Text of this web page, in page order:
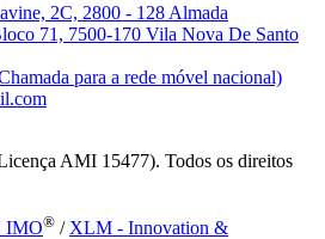
2C, 2800 - 128 Almada
71, 7500-170 Vila Nova De Santo
para a rede móvel nacional)
AMI 15477). Todos os direitos
IMO® / XLM - Innovation &